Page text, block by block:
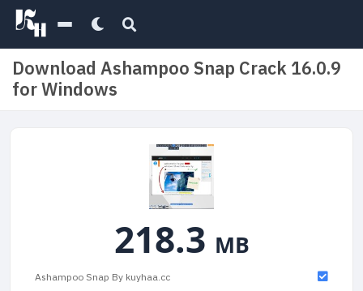
Download Ashampoo Snap Crack 16.0.9
for Windows
218.3 MB
Ashampoo Snap By kuyhaa.cc